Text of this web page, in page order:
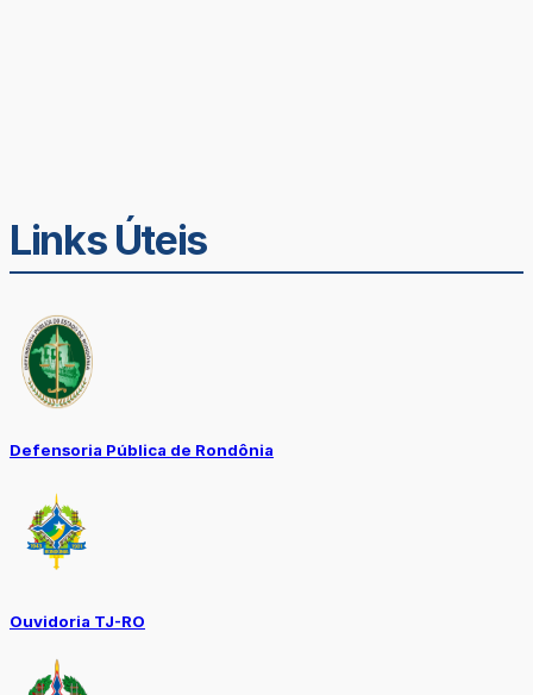
Links Úteis
Defensoria Pública de Rondônia
Ouvidoria TJ-RO